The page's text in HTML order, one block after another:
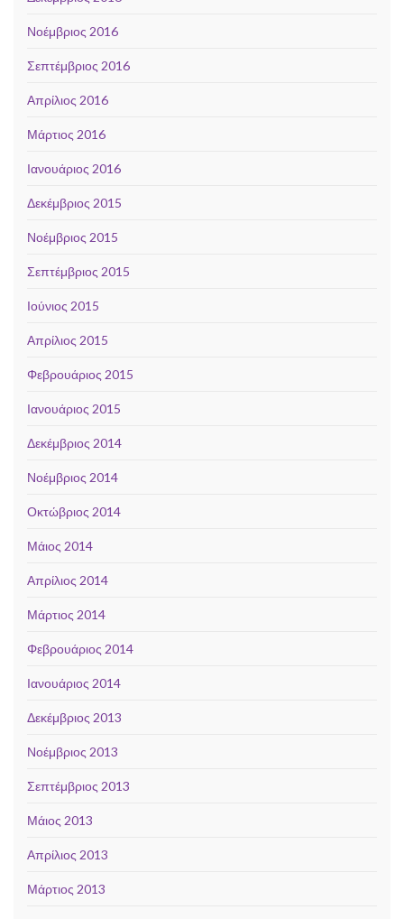
Νοέμβριος 2016
Σεπτέμβριος 2016
Απρίλιος 2016
Μάρτιος 2016
Ιανουάριος 2016
Δεκέμβριος 2015
Νοέμβριος 2015
Σεπτέμβριος 2015
Ιούνιος 2015
Απρίλιος 2015
Φεβρουάριος 2015
Ιανουάριος 2015
Δεκέμβριος 2014
Νοέμβριος 2014
Οκτώβριος 2014
Μάιος 2014
Απρίλιος 2014
Μάρτιος 2014
Φεβρουάριος 2014
Ιανουάριος 2014
Δεκέμβριος 2013
Νοέμβριος 2013
Σεπτέμβριος 2013
Μάιος 2013
Απρίλιος 2013
Μάρτιος 2013